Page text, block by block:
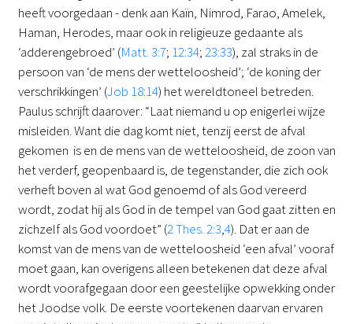
heeft voorgedaan - denk aan Kaïn, Nimrod, Farao, Amelek,
Haman, Herodes, maar ook in religieuze gedaante als
‘adderengebroed’ (Matt. 3:7; 12:34;23:33), zal straks in de
persoon van ‘de mens der wetteloosheid’; ‘de koning der
verschrikkingen’ (Job 18:14) het wereldtoneel betreden.
Paulus schrijft daarover: “Laat niemand u op enigerlei wijze
misleiden. Want die dag komt niet, tenzij eerst de afval
gekomen is en de mens van de wetteloosheid, de zoon van
het verderf, geopenbaard is, de tegenstander, die zich ook
verheft boven al wat God genoemd of als God vereerd
wordt, zodat hij als God in de tempel van God gaat zitten en
zichzelf als God voordoet” (2 Thes. 2:3,4). Dat er aan de
komst van de mens van de wetteloosheid ‘een afval’ vooraf
moet gaan, kan overigens alleen betekenen dat deze afval
wordt voorafgegaan door een geestelijke opwekking onder
het Joodse volk. De eerste voortekenen daarvan ervaren